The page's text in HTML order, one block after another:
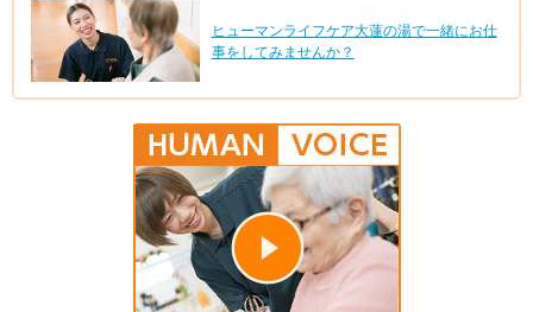
ヒューマンライフケア大蓮の湯で一緒にお仕
事をしてみませんか？